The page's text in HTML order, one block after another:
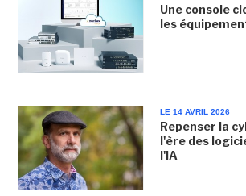
Une console
les
LE 14 AVRIL 2026
Repenser la
l'ère des
l'IA